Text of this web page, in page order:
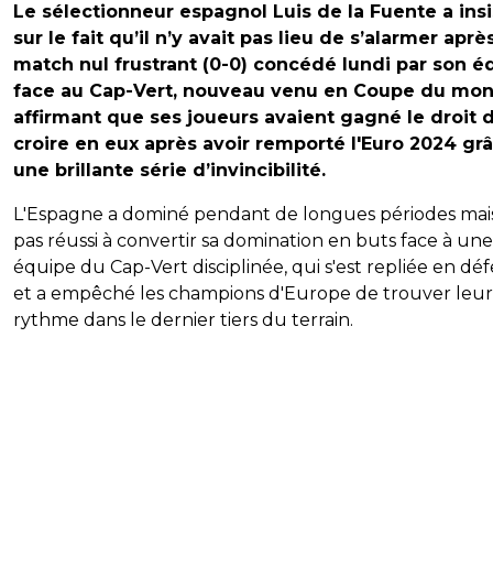
Le sélectionneur espagnol Luis de la Fuente a
sur le fait qu’il n’y avait pas lieu de s’alarmer
match nul frustrant (0-0) concédé lundi par son
face au Cap-Vert, nouveau venu en Coupe du
affirmant que ses joueurs avaient gagné le droit
croire en eux après avoir remporté l'Euro 2024
une brillante série d’invincibilité.
L'Espagne a dominé pendant de longues périodes
pas réussi à convertir sa domination en buts face à une
équipe du Cap-Vert disciplinée, qui s'est repliée en
et a empêché les champions d'Europe de trouver leur
rythme dans le dernier tiers du terrain.